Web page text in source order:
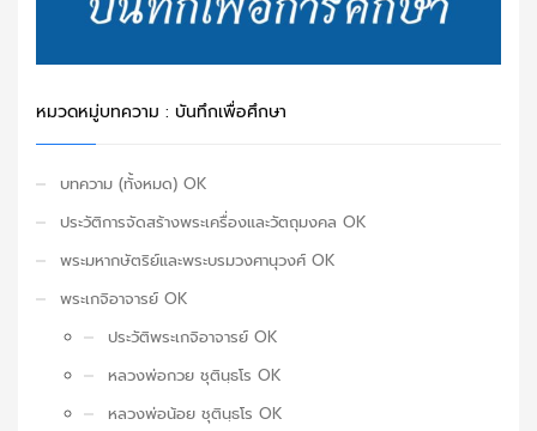
หมวดหมู่บทความ : บันทึกเพื่อศึกษา
บทความ (ทั้งหมด) OK
ประวัติการจัดสร้างพระเครื่องและวัตถุมงคล OK
พระมหากษัตริย์และพระบรมวงศานุวงศ์ OK
พระเกจิอาจารย์ OK
ประวัติพระเกจิอาจารย์ OK
หลวงพ่อกวย ชุตินฺธโร OK
หลวงพ่อน้อย ชุตินฺธโร OK